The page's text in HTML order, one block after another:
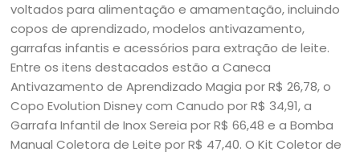
voltados para alimentação e amamentação, incluindo
copos de aprendizado, modelos antivazamento,
garrafas infantis e acessórios para extração de leite.
Entre os itens destacados estão a Caneca
Antivazamento de Aprendizado Magia por R$ 26,78, o
Copo Evolution Disney com Canudo por R$ 34,91, a
Garrafa Infantil de Inox Sereia por R$ 66,48 e a Bomba
Manual Coletora de Leite por R$ 47,40. O Kit Coletor de